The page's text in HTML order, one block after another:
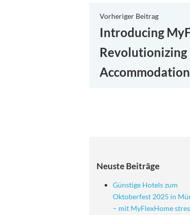
Vorheriger Beitrag
Beitrag:
Introducing
Neuste Beiträge
Günstige Hotels zum
Oktoberfest 2025 in
– mit MyFlexHome